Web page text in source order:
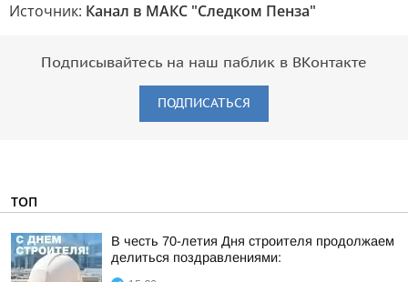
Источник: Канал в МАКС "Следком Пенза"
Подписывайтесь на наш паблик в ВКонтакте
ПОДПИСАТЬСЯ
ТОП
В честь 70-летия Дня строителя продолжаем
делиться поздравлениями: